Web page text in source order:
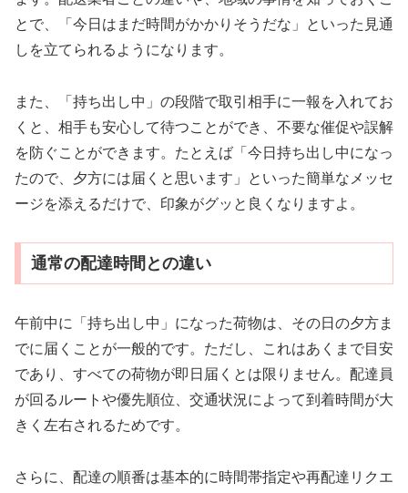
とで、「今日はまだ時間がかかりそうだな」といった見通
しを立てられるようになります。
また、「持ち出し中」の段階で取引相手に一報を入れてお
くと、相手も安心して待つことができ、不要な催促や誤解
を防ぐことができます。たとえば「今日持ち出し中になっ
たので、夕方には届くと思います」といった簡単なメッセ
ージを添えるだけで、印象がグッと良くなりますよ。
通常の配達時間との違い
午前中に「持ち出し中」になった荷物は、その日の夕方ま
でに届くことが一般的です。ただし、これはあくまで目安
であり、すべての荷物が即日届くとは限りません。配達員
が回るルートや優先順位、交通状況によって到着時間が大
きく左右されるためです。
さらに、配達の順番は基本的に時間帯指定や再配達リクエ